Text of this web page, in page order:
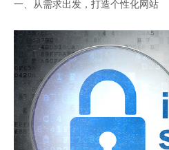
一、从需求出发，打造个性化网站